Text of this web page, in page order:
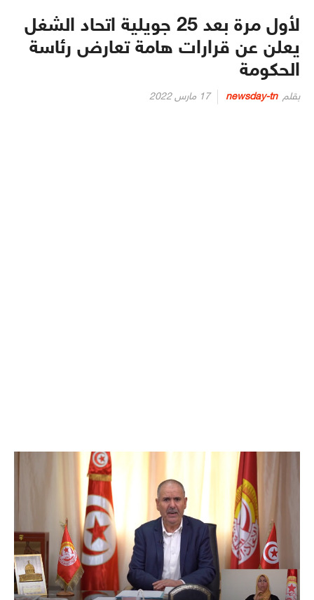
لأول مرة بعد 25 جويلية اتحاد الشغل
يعلن عن قرارات هامة تعارض رئاسة
الحكومة
بقلم newsday-tn
Posted
17 مارس 2022